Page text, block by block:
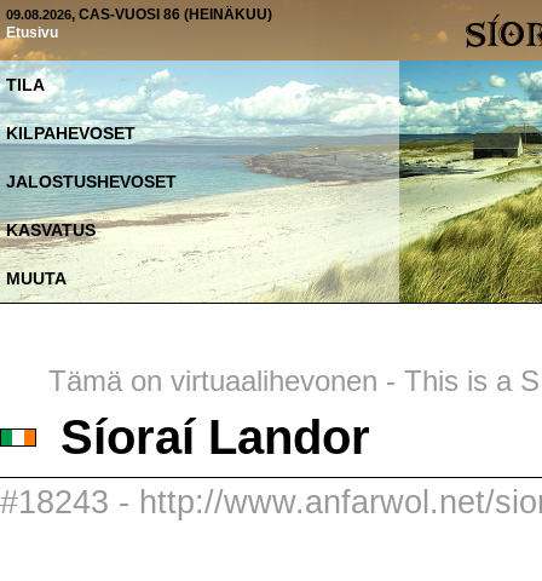
09.08.2026, CAS-VUOSI 86 (HEINÄKUU)
Etusivu
TILA
KILPAHEVOSET
JALOSTUSHEVOSET
KASVATUS
MUUTA
Tämä on virtuaalihevonen - This is a
Síoraí Landor
#18243 - http://www.anfarwol.net/